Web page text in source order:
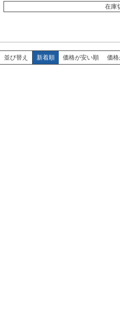
在庫
並び替え 新着順 価格が安い順 価